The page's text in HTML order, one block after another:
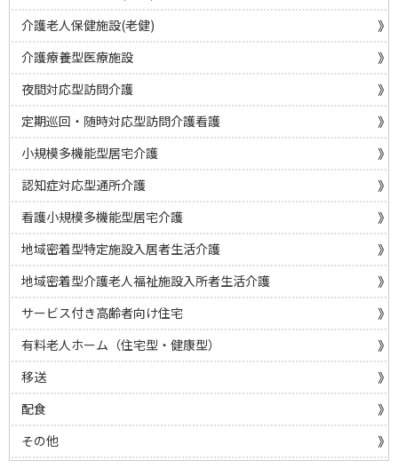
介護老人保健施設(老健)
介護療養型医療施設
夜間対応型訪問介護
定期巡回・随時対応型訪問介護看護
小規模多機能型居宅介護
認知症対応型通所介護
看護小規模多機能型居宅介護
地域密着型特定施設入居者生活介護
地域密着型介護老人福祉施設入所者生活介護
サービス付き高齢者向け住宅
有料老人ホーム（住宅型・健康型）
移送
配食
その他